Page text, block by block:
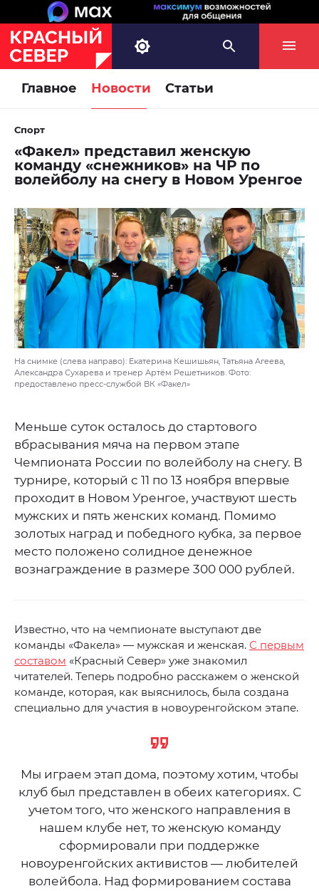
Главное Новости Статьи
Спорт
«Факел» представил женскую
команду «снежников» на ЧР по
волейболу на снегу в Новом Уренгое
На снимке (слева направо): Екатерина Кешишьян, Татьяна Агеева,
Александра Сухарева и тренер Артём Решетников. Фото:
предоставлено пресс-службой ВК «Факел»
Меньше суток осталось до стартового
вбрасывания мяча на первом этапе
Чемпионата России по волейболу на снегу. В
турнире, который с 11 по 13 ноября впервые
проходит в Новом Уренгое, участвуют шесть
мужских и пять женских команд. Помимо
золотых наград и победного кубка, за первое
место положено солидное денежное
вознаграждение в размере 300 000 рублей.
Известно, что на чемпионате выступают две
команды «Факела» — мужская и женская. С первым
составом «Красный Север» уже знакомил
читателей. Теперь подробно расскажем о женской
команде, которая, как выяснилось, была создана
специально для участия в новоуренгойском этапе.
Мы играем этап дома, поэтому хотим, чтобы
клуб был представлен в обеих категориях. С
учетом того, что женского направления в
нашем клубе нет, то женскую команду
сформировали при поддержке
новоуренгойских активистов — любителей
волейбола. Над формированием состава